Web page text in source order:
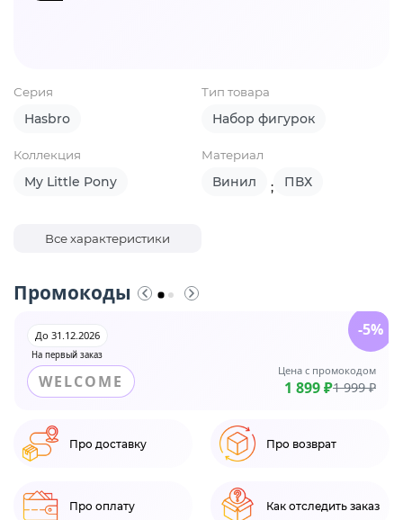
Серия
Hasbro
Тип товара
Набор фигурок
Коллекция
My Little Pony
Материал
Винил ; ПВХ
Все характеристики
Промокоды
На первый заказ
До 31.12.2026
WELCOME
Цена с промокодом
1 899 ₽1 999 ₽
-5%
Про доставку Про возврат
Про оплату Как отследить заказ